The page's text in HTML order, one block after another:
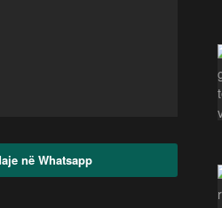
në Whatsapp